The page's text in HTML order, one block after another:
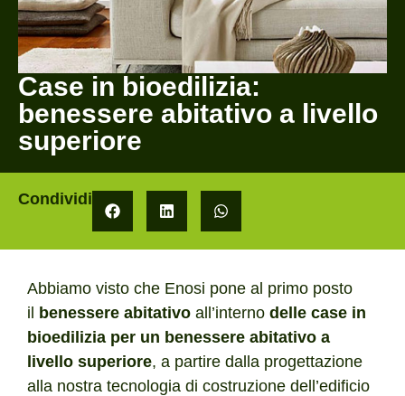
Case in bioedilizia:
benessere abitativo a livello
superiore
Condividi
Abbiamo visto che Enosi pone al primo posto
il benessere abitativo all’interno delle case in
bioedilizia per un benessere abitativo a
livello superiore, a partire dalla progettazione
alla nostra tecnologia di costruzione dell’edificio